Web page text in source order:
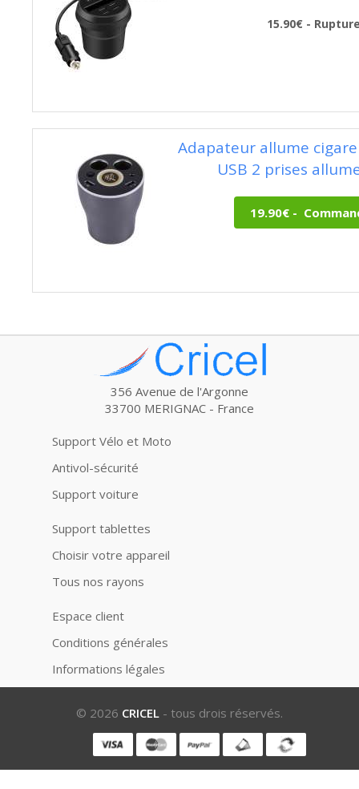
15.90€ -
Adapateur allume
USB 2 prises
356 Avenue de l'Argonne
33700 MERIGNAC - France
Support Vélo et Moto
Antivol-sécurité
Support voiture
Support tablettes
Choisir votre appareil
Tous nos rayons
Espace client
Conditions générales
Informations légales
© 2026 CRICEL - tous drois réservés.